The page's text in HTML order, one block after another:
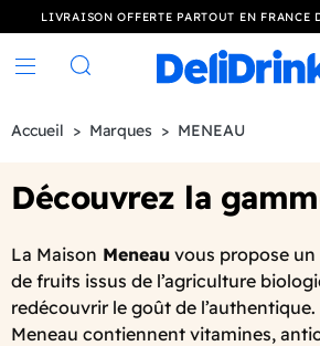
LIVRAISON OFFERTE PARTOUT EN FRANCE
Rechercher
Accueil Marques MENEAU
Découvrez la
La Maison Meneau vous propose
de fruits issus de l’agriculture
redécouvrir le goût de
Meneau contiennent vitamines,